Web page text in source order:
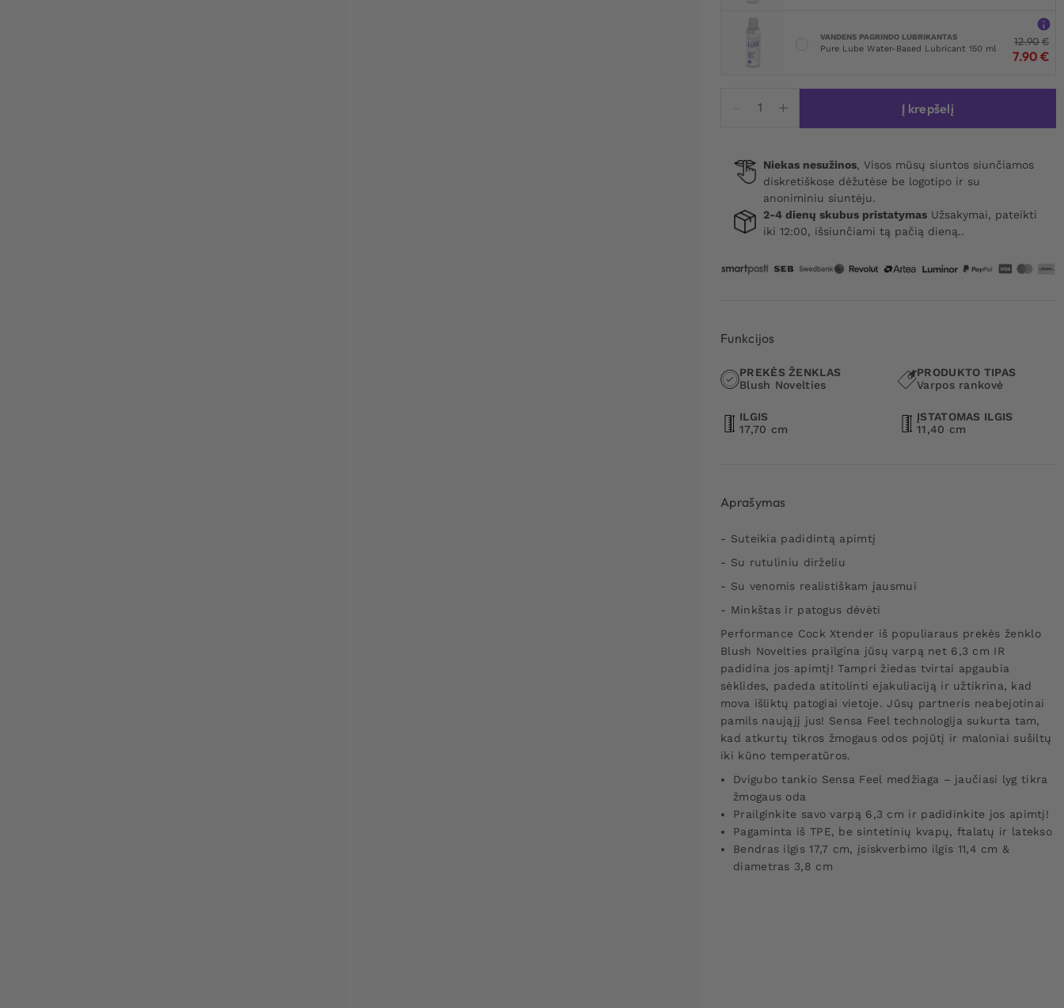
VANDENS PAGRINDO LUBRIKANTAS
Pure Lube Water-Based Lubricant 150 ml
12.90€
7.90 €
kiekis:
Xtender
Beige
Į krepšelį
Niekas nesužinos, Visos mūsų siuntos siunčiamos
diskretiškose dėžutėse be logotipo ir su
anoniminiu siuntėju.
2-4 dienų skubus pristatymas Užsakymai, pateikti
iki 12:00, išsiunčiami tą pačią dieną..
Funkcijos
PREKĖS ŽENKLAS
Blush Novelties
PRODUKTO TIPAS
Varpos rankovė
ILGIS
17,70 cm
ĮSTATOMAS ILGIS
11,40 cm
Aprašymas
- Suteikia padidintą apimtį
- Su rutuliniu dirželiu
- Su venomis realistiškam jausmui
- Minkštas ir patogus dėvėti
Performance Cock Xtender iš populiaraus prekės ženklo
Blush Novelties prailgina jūsų varpą net 6,3 cm IR
padidina jos apimtį! Tampri žiedas tvirtai apgaubia
sėklides, padeda atitolinti ejakuliaciją ir užtikrina, kad
mova išliktų patogiai vietoje. Jūsų partneris neabejotinai
pamils naująjį jus! Sensa Feel technologija sukurta tam,
kad atkurtų tikros žmogaus odos pojūtį ir maloniai sušiltų
iki kūno temperatūros.
Dvigubo tankio Sensa Feel medžiaga – jaučiasi lyg tikra
žmogaus oda
Prailginkite savo varpą 6,3 cm ir padidinkite jos apimtį!
Pagaminta iš TPE, be sintetinių kvapų, ftalatų ir latekso
Bendras ilgis 17,7 cm, įsiskverbimo ilgis 11,4 cm &
diametras 3,8 cm